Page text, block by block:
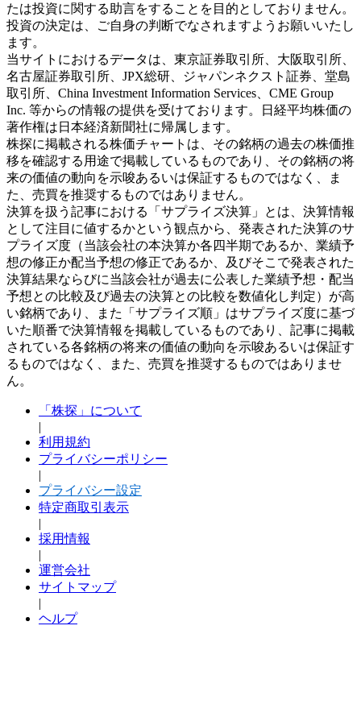
たは投資に関する助言をすることを目的としておりません。
投資の決定は、ご自身の判断でなされますようお願いいたし
ます。
当サイトにおけるデータは、東京証券取引所、大阪取引所、
名古屋証券取引所、JPX総研、ジャパンネクスト証券、堂島
取引所、China Investment Information Services、CME Group
Inc. 等からの情報の提供を受けております。日経平均株価の
著作権は日本経済新聞社に帰属します。
株探に掲載される株価チャートは、その銘柄の過去の株価推
移を確認する用途で掲載しているものであり、その銘柄の将
来の価値の動向を示唆あるいは保証するものではなく、ま
た、売買を推奨するものではありません。
決算を扱う記事における「サプライズ決算」とは、決算情報
として注目に値するかという観点から、発表された決算のサ
プライズ度（当該会社の本決算か各四半期であるか、業績予
想の修正か配当予想の修正であるか、及びそこで発表された
決算結果ならびに当該会社が過去に公表した業績予想・配当
予想との比較及び過去の決算との比較を数値化し判定）が高
い銘柄であり、また「サプライズ順」はサプライズ度に基づ
いた順番で決算情報を掲載しているものであり、記事に掲載
されている各銘柄の将来の価値の動向を示唆あるいは保証す
るものではなく、また、売買を推奨するものではありませ
ん。
「株探」について
|
利用規約
プライバシーポリシー
|
プライバシー設定
特定商取引表示
|
採用情報
|
運営会社
サイトマップ
|
ヘルプ